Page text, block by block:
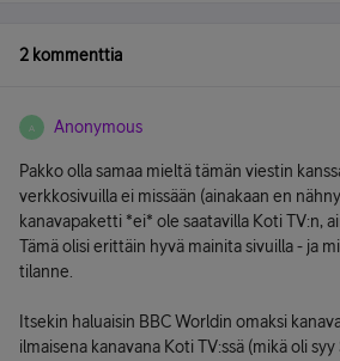
2 kommenttia
A Anonymous
Pakko olla samaa mieltä tämän viestin
verkkosivuilla ei missään (ainakaan en
kanavapaketti *ei* ole saatavilla Koti TV:n,
Tämä olisi erittäin hyvä mainita sivuilla - ja
tilanne.
Itsekin haluaisin BBC Worldin omaksi
ilmaisena kanavana Koti TV:ssä (mikä oli